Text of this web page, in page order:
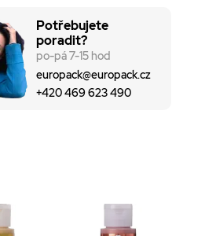
Potřebujete
poradit?
po-pá 7-15 hod
europack@europack.cz
+420 469 623 490